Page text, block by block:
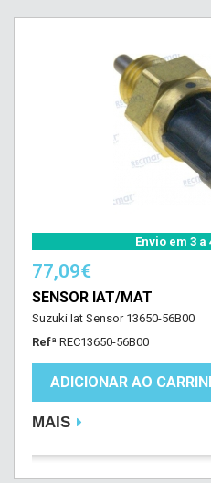
Envio em 3
77,09€
SENSOR IAT/MAT
Suzuki Iat Sensor 13650-56B00
Refª REC13650-56B00
ADICIONAR AO
MAIS